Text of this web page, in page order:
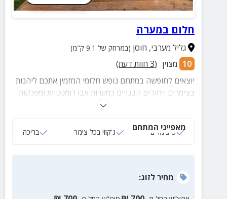
חלום במערה
גליל מערבי, חוסן (במרחק של 9.1 ק"מ)
10 מצוין (
3 חוות דעת)
יוצאים לחופשה במתחם נופש חלומי המזמין אתכם ליהנות
בצימרים ייחודים הבנויים כמערות אבן רומנטיות ומפנקות
לזוגות ומשפחות עד 4 איש. במתחם תיהנו גם מחצר
מאפייני המתחם
3 צימרים ג'קוזי בכל צימר בריכה
מחירלזוג: